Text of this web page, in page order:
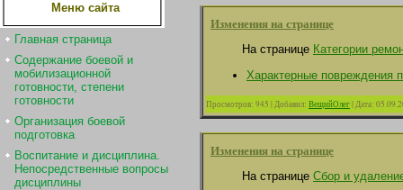
Меню сайта
Главная страница
Содержание боевой и
мобилизационной
готовности, степени
готовности
Организация боевой
подготовка
Воспитание и дисциплина.
Непосредственные вопросы
дисциплины
Изменения на странице
На странице Категории
Характерные повреждения
Просмотров: 945 |Добавил: ВещийОлег|Дата:
Изменения на странице
На странице Сбор и